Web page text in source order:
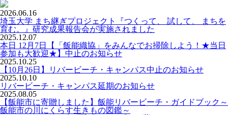
2026.06.16
埼玉大学 まち継ぎプロジェクト『つくって、 試して、 まちを
育む。』研究成果報告会が実施されました
2025.12.07
本日 12月7日【「飯能織協」をみんなでお掃除しよう！★当日
参加も大歓迎★】中止のお知らせ
2025.10.25
【10月26日】リバービーチ・キャンパス中止のお知らせ
2025.10.10
リバービーチ・キャンパス延期のお知らせ
2025.08.05
【飯能市に寄贈しました】飯能リバービーチ・ガイドブック～
飯能市の川にくらす生きもの図鑑～